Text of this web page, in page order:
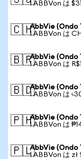
1 ABBVon は
🇨🇭AbbVie (Ondo
1 ABBVon は
🇧🇷AbbVie (Ondo
1 ABBVon は
🇧🇩AbbVie (Ondo
1 ABBVon は
🇵🇭AbbVie (Ondo
1 ABBVon は
🇵🇱AbbVie (Ondo
1 ABBVon は